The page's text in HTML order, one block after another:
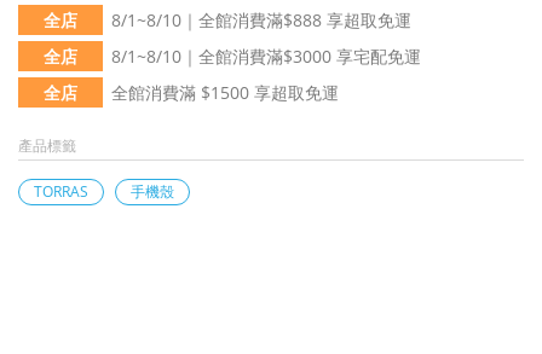
全店
8/1~8/10｜全館消費滿$888 享超取免運
全店
8/1~8/10｜全館消費滿$3000 享宅配免運
全店
全館消費滿 $1500 享超取免運
產品標籤
TORRAS 手機殼